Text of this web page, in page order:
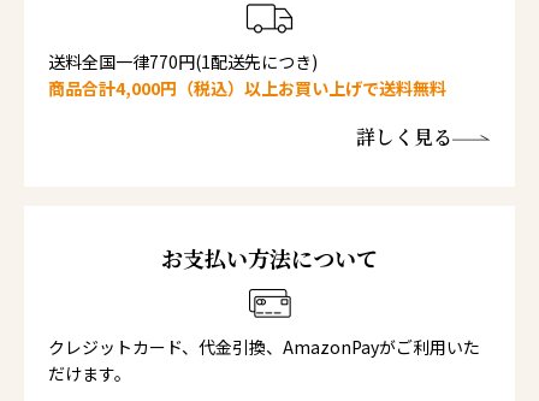
送料全国一律770円(1配送先につき)
商品合計4,000円（税込）以上お買い上げで送料無料
詳しく見る
お支払い方法について
クレジットカード、代金引換、AmazonPayがご利用いた
だけます。